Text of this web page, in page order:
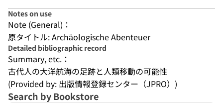
Notes on use
Note (General)：
原タイトル: Archäologische Abenteuer
Detailed bibliographic record
Summary, etc.：
古代人の大洋航海の足跡と人類移動の可能性
(Provided by: 出版情報登録センター（JPRO）)
Search by Bookstore